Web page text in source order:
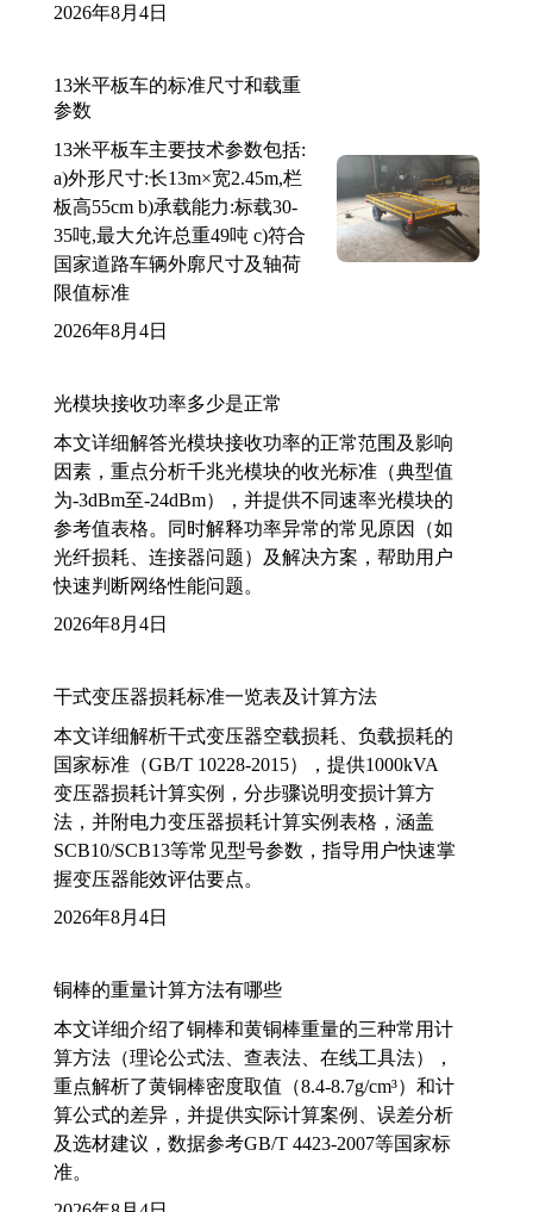
2026年8月4日
13米平板车的标准尺寸和载重
参数
13米平板车主要技术参数包括:
a)外形尺寸:长13m×宽2.45m,栏
板高55cm b)承载能力:标载30-
35吨,最大允许总重49吨 c)符合
国家道路车辆外廓尺寸及轴荷
限值标准
2026年8月4日
光模块接收功率多少是正常
本文详细解答光模块接收功率的正常范围及影响
因素，重点分析千兆光模块的收光标准（典型值
为-3dBm至-24dBm），并提供不同速率光模块的
参考值表格。同时解释功率异常的常见原因（如
光纤损耗、连接器问题）及解决方案，帮助用户
快速判断网络性能问题。
2026年8月4日
干式变压器损耗标准一览表及计算方法
本文详细解析干式变压器空载损耗、负载损耗的
国家标准（GB/T 10228-2015），提供1000kVA
变压器损耗计算实例，分步骤说明变损计算方
法，并附电力变压器损耗计算实例表格，涵盖
SCB10/SCB13等常见型号参数，指导用户快速掌
握变压器能效评估要点。
2026年8月4日
铜棒的重量计算方法有哪些
本文详细介绍了铜棒和黄铜棒重量的三种常用计
算方法（理论公式法、查表法、在线工具法），
重点解析了黄铜棒密度取值（8.4-8.7g/cm³）和计
算公式的差异，并提供实际计算案例、误差分析
及选材建议，数据参考GB/T 4423-2007等国家标
准。